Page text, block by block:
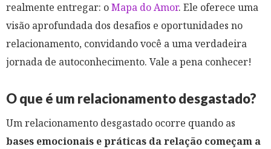
realmente entregar: oMapa do Amor. Ele oferece uma
visão aprofundada dos desafios e oportunidades no
relacionamento, convidando você a uma verdadeira
jornada de autoconhecimento. Vale a pena conhecer!
O que é um relacionamento desgastado?
Um relacionamento desgastado ocorre quando as
bases emocionais e práticas da relação começam a